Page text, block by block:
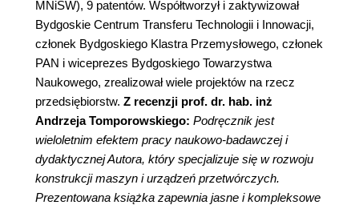
MNiSW), 9 patentów. Współtworzył i zaktywizował
Bydgoskie Centrum Transferu Technologii i Innowacji,
członek Bydgoskiego Klastra Przemysłowego, członek
PAN i wiceprezes Bydgoskiego Towarzystwa
Naukowego, zrealizował wiele projektów na rzecz
przedsiębiorstw. Z recenzji prof. dr. hab. inż
Andrzeja Tomporowskiego: Podręcznik jest
wieloletnim efektem pracy naukowo-badawczej i
dydaktycznej Autora, który specjalizuje się w rozwoju
konstrukcji maszyn i urządzeń przetwórczych.
Prezentowana książka zapewnia jasne i kompleksowe